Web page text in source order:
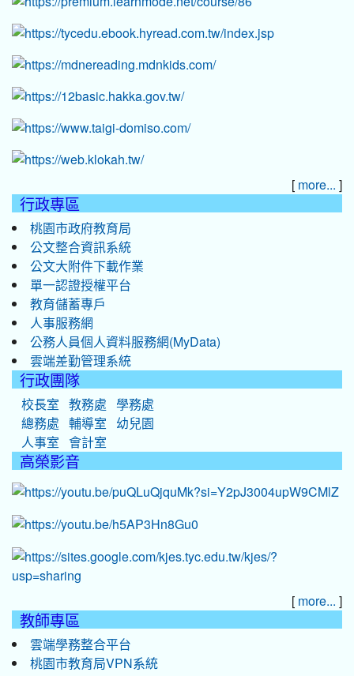
[ more... ]
行政專區
桃園市政府教育局
公文整合資訊系統
公文大附件下載作業
單一認證授權平台
教育儲蓄專戶
人事服務網
公務人員個人資料服務網(MyData)
雲端差勤管理系統
行政團隊
校長室 教務處
學務處
總務處
輔導室
幼兒園
人事室
會計室
高榮影音
[ more... ]
教師專區
雲端學務整合平台
桃園市教育局VPN系統